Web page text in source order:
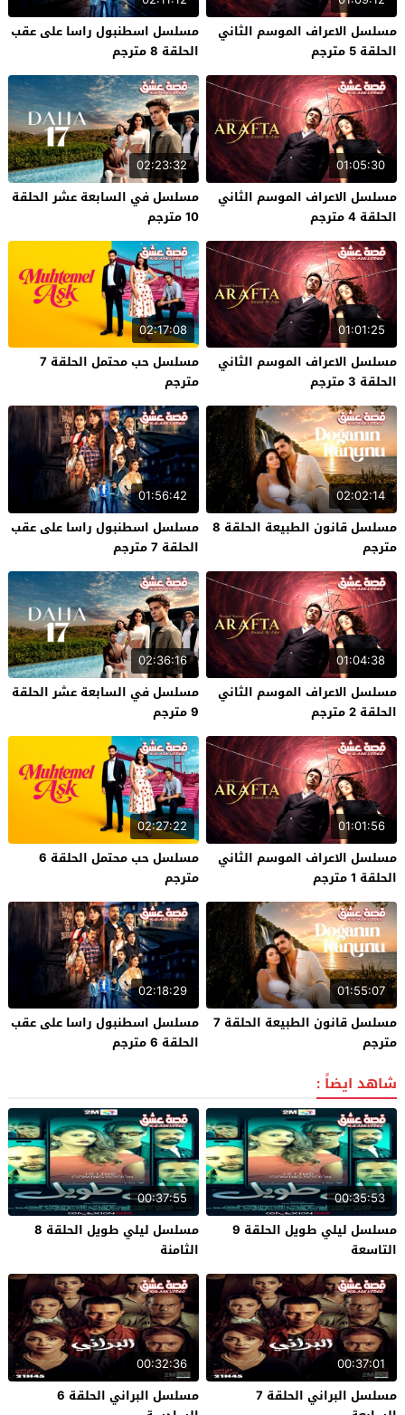
مسلسل الاعراف الموسم الثاني
الحلقة 5 مترجم
مسلسل اسطنبول راسا على عقب
الحلقة 8 مترجم
01:05:30
مسلسل الاعراف الموسم الثاني
الحلقة 4 مترجم
02:23:32
مسلسل في السابعة عشر الحلقة
10 مترجم
01:01:25
مسلسل الاعراف الموسم الثاني
الحلقة 3 مترجم
02:17:08
مسلسل حب محتمل الحلقة 7
مترجم
02:02:14
مسلسل قانون الطبيعة الحلقة 8
مترجم
01:56:42
مسلسل اسطنبول راسا على عقب
الحلقة 7 مترجم
01:04:38
مسلسل الاعراف الموسم الثاني
الحلقة 2 مترجم
02:36:16
مسلسل في السابعة عشر الحلقة
9 مترجم
01:01:56
مسلسل الاعراف الموسم الثاني
الحلقة 1 مترجم
02:27:22
مسلسل حب محتمل الحلقة 6
مترجم
01:55:07
مسلسل قانون الطبيعة الحلقة 7
مترجم
02:18:29
مسلسل اسطنبول راسا على عقب
الحلقة 6 مترجم
شاهد ايضاً :
00:35:53
مسلسل ليلي طويل الحلقة 9
التاسعة
00:37:55
مسلسل ليلي طويل الحلقة 8
الثامنة
00:37:01
مسلسل البراني الحلقة 7
00:32:36
مسلسل البراني الحلقة 6